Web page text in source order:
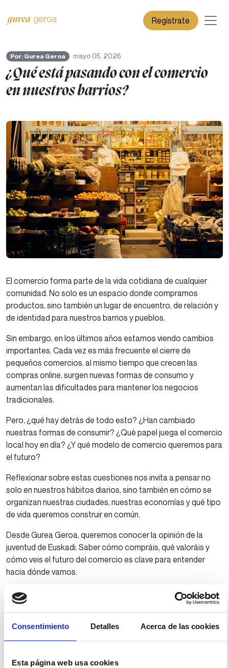
Consentimiento Detalles Acerca de las cookies
Esta página web usa cookies
Regístrate
Por: Gurea Geroa mayo 05, 2026
¿Qué está pasando con el comercio
en nuestros barrios?
El comercio forma parte de la vida cotidiana de cualquier
comunidad. No solo es un espacio donde compramos
productos, sino también un lugar de encuentro, de relación y
de identidad para nuestros barrios y pueblos.
Sin embargo, en los últimos años estamos viendo cambios
importantes. Cada vez es más frecuente el cierre de
pequeños comercios, al mismo tiempo que crecen las
compras online, surgen nuevas formas de consumo y
aumentan las dificultades para mantener los negocios
tradicionales.
Pero, ¿qué hay detrás de todo esto? ¿Han cambiado
nuestras formas de consumir? ¿Qué papel juega el comercio
local hoy en día? ¿Y qué modelo de comercio queremos para
el futuro?
Reflexionar sobre estas cuestiones nos invita a pensar no
solo en nuestros hábitos diarios, sino también en cómo se
organizan nuestras ciudades, nuestras economías y qué tipo
de vida queremos construir en común.
Desde Gurea Geroa, queremos conocer la opinión de la
juventud de Euskadi. Saber cómo compráis, qué valoráis y
cómo veis el futuro del comercio es clave para entender
hacia dónde vamos.
Para ello, hemos preparado un cuestionario sobre comercio
que aborda cuestiones como los hábitos de consumo, el
social y ambiental de nuestras compras, el empleo en el
sector o las prioridades que deberían orientar las políticas